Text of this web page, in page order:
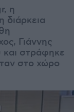
η
διάρκεια
Γιάννης
και στράφηκε
στο χώρο